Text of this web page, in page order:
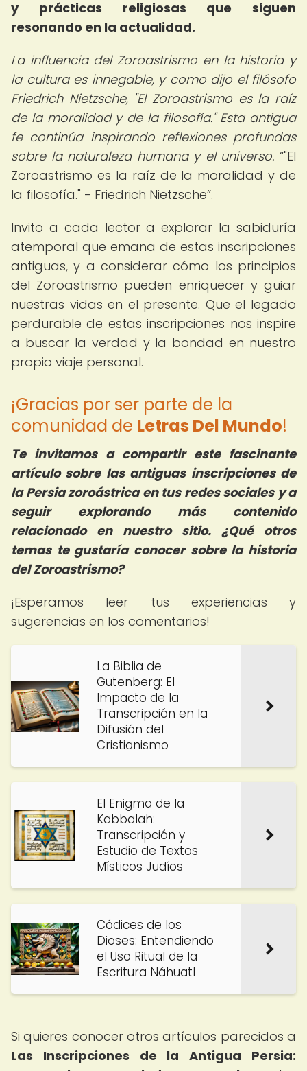
y prácticas religiosas que siguen
resonando en la actualidad.
La influencia del Zoroastrismo en la historia y
la cultura es innegable, y como dijo el filósofo
Friedrich Nietzsche, "El Zoroastrismo es la raíz
de la moralidad y de la filosofía." Esta antigua
fe continúa inspirando reflexiones profundas
sobre la naturaleza humana y el universo. "El
Zoroastrismo es la raíz de la moralidad y de
la filosofía." - Friedrich Nietzsche .
Invito a cada lector a explorar la sabiduría
atemporal que emana de estas inscripciones
antiguas, y a considerar cómo los principios
del Zoroastrismo pueden enriquecer y guiar
nuestras vidas en el presente. Que el legado
perdurable de estas inscripciones nos inspire
a buscar la verdad y la bondad en nuestro
propio viaje personal.
¡Gracias por ser parte de la
comunidad de Letras Del Mundo!
Te invitamos a compartir este fascinante
artículo sobre las antiguas inscripciones de
la Persia zoroástrica en tus redes sociales y a
seguir explorando más contenido
relacionado en nuestro sitio. ¿Qué otros
temas te gustaría conocer sobre la historia
del Zoroastrismo?
¡Esperamos leer tus experiencias y
sugerencias en los comentarios!
La Biblia de
Gutenberg: El
Impacto de la
Transcripción en la
Difusión del
Cristianismo
El Enigma de la
Kabbalah:
Transcripción y
Estudio de Textos
Místicos Judíos
Códices de los
Dioses: Entendiendo
el Uso Ritual de la
Escritura Náhuatl
Si quieres conocer otros artículos parecidos a
Las Inscripciones de la Antigua Persia: